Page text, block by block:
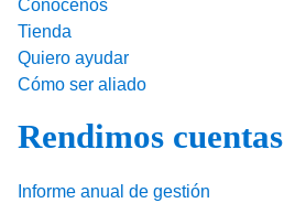
Conócenos
Tienda
Quiero ayudar
Cómo ser aliado
Rendimos cuentas
Informe anual de gestión